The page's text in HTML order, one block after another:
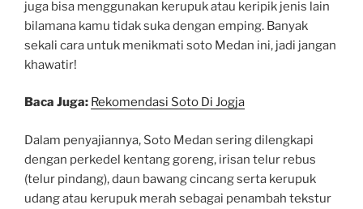
juga bisa menggunakan kerupuk atau keripik jenis lain
bilamana kamu tidak suka dengan emping. Banyak
sekali cara untuk menikmati soto Medan ini, jadi jangan
khawatir!
Baca Juga: Rekomendasi Soto Di Jogja
Dalam penyajiannya, Soto Medan sering dilengkapi
dengan perkedel kentang goreng, irisan telur rebus
(telur pindang), daun bawang cincang serta kerupuk
udang atau kerupuk merah sebagai penambah tekstur